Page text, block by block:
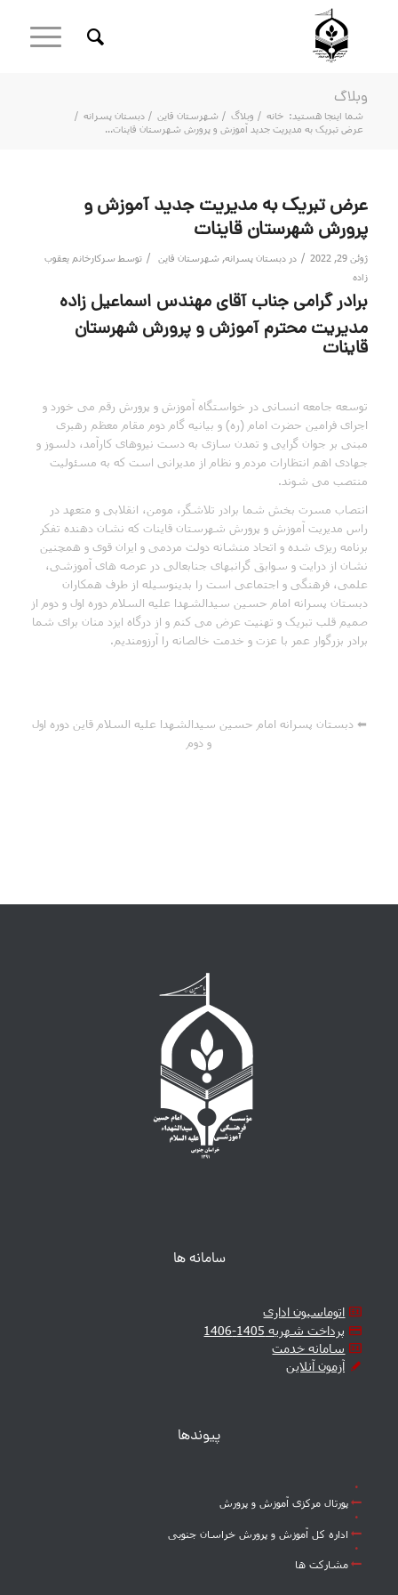
وبلاگ
شما اینجا هستید: خانه / وبلاگ / شهرستان قاین / دبستان پسرانه /
عرض تبریک به مدیریت جدید آموزش و پرورش شهرستان قاینات...
عرض تبریک به مدیریت جدید آموزش و
پرورش شهرستان قاینات
ژوئن 29, 2022 / در دبستان پسرانه, شهرستان قاین / توسط سرکارخانم یعقوب
زاده
برادر گرامی جناب آقای مهندس اسماعیل زاده
مدیریت محترم آموزش و پرورش شهرستان
قاینات
توسعه جامعه انسانی در‌ خواستگاه آموزش و پرورش رقم می خورد و
اجرای فرامین حضرت امام (ره) و بیانیه گام دوم مقام معظم رهبری
مبنی بر جوان گرایی و تمدن سازی به دست نیروهای کارآمد، دلسوز و
جهادی اهم انتظارات مردم و نظام از مدیرانی است که به مسئولیت
منتصب می شوند.
انتصاب مسرت بخش شما برادر تلاشگر، مومن، انقلابی و متعهد در
راس مدیریت آموزش و پرورش شهرستان قاینات که نشان دهنده تفکر
برنامه ریزی شده و اتحاد منشانه دولت مردمی و ایران قوی و همچنین
نشان از درایت و سوابق گرانبهای جنابعالی در عرصه های آموزشی،
علمی، فرهنگی و اجتماعی است را بدینوسیله از طرف همکاران
دبستان پسرانه امام حسين سيدالشهدا علیه السلام دوره اول و دوم از
صمیم قلب تبریک و تهنیت عرض می کنم و از درگاه ایزد منان برای شما
برادر بزرگوار عمر با عزت و خدمت خالصانه را آرزومندیم.
⬅ دبستان پسرانه امام حسين سيدالشهدا علیه السلام قاین دوره اول
و دوم
سامانه ها
اتوماسیون اداری
پرداخت شهریه 1405-1406
سامانه خدمت
آزمون آنلاین
پیوندها
پورتال مرکزی آموزش و پرورش
اداره کل آموزش و پرورش خراسان جنوبی
مشارکت ها